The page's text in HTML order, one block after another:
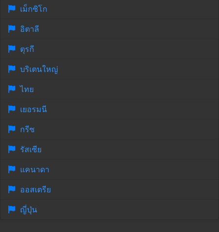
เม็กซิโก
อิตาลี
ตุรกี
บริเตนใหญ่
ไทย
เยอรมนี
กรีซ
รัสเซีย
แคนาดา
ออสเตรีย
ญี่ปุ่น